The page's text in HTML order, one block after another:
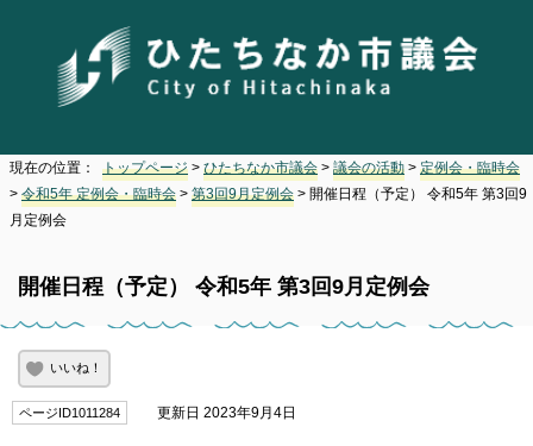
現在の位置： トップページ > ひたちなか市議会 > 議会の活動 > 定例会・臨時会
> 令和5年 定例会・臨時会 > 第3回9月定例会 > 開催日程（予定） 令和5年 第3回9
月定例会
開催日程（予定） 令和5年 第3回9月定例会
いいね！
ページID1011284 更新日 2023年9月4日